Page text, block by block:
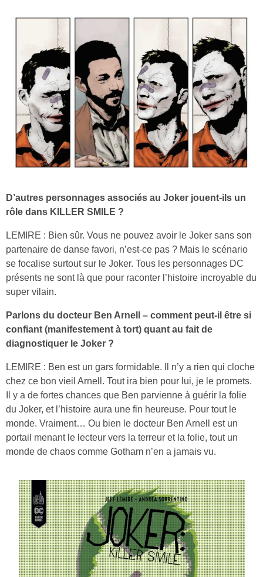
D’autres personnages associés au Joker jouent-ils un
rôle dans KILLER SMILE ?
LEMIRE : Bien sûr. Vous ne pouvez avoir le Joker sans son
partenaire de danse favori, n’est-ce pas ? Mais le scénario
se focalise surtout sur le Joker. Tous les personnages DC
présents ne sont là que pour raconter l’histoire incroyable du
super vilain.
Parlons du docteur Ben Arnell – comment peut-il être si
confiant (manifestement à tort) quant au fait de
diagnostiquer le Joker ?
LEMIRE : Ben est un gars formidable. Il n’y a rien qui cloche
chez ce bon vieil Arnell. Tout ira bien pour lui, je le promets.
Il y a de fortes chances que Ben parvienne à guérir la folie
du Joker, et l’histoire aura une fin heureuse. Pour tout le
monde. Vraiment… Ou bien le docteur Ben Arnell est un
portail menant le lecteur vers la terreur et la folie, tout un
monde de chaos comme Gotham n’en a jamais vu.